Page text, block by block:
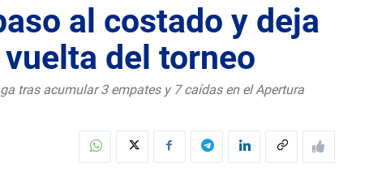
al costado y deja
del torneo
tras acumular 3 empates y 7 caídas en el Apertura